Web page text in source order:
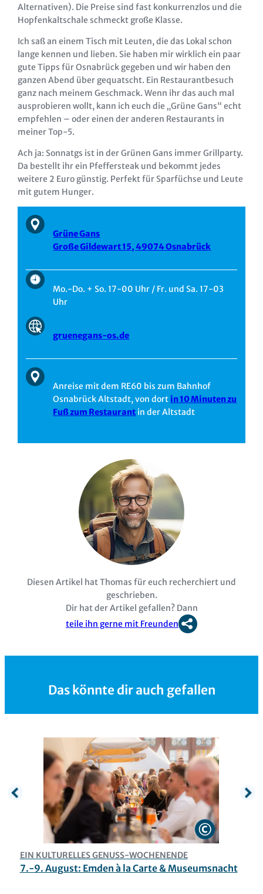
Alternativen). Die Preise sind fast konkurrenzlos und die
Hopfenkaltschale schmeckt große Klasse.
Ich saß an einem Tisch mit Leuten, die das Lokal schon
lange kennen und lieben. Sie haben mir wirklich ein paar
gute Tipps für Osnabrück gegeben und wir haben den
ganzen Abend über gequatscht. Ein Restaurantbesuch
ganz nach meinem Geschmack. Wenn ihr das auch mal
ausprobieren wollt, kann ich euch die „Grüne Gans“ echt
empfehlen – oder einen der anderen Restaurants in
meiner Top-5.
Ach ja: Sonnatgs ist in der Grünen Gans immer Grillparty.
Da bestellt ihr ein Pfeffersteak und bekommt jedes
weitere 2 Euro günstig. Perfekt für Sparfüchse und Leute
mit gutem Hunger.
Grüne Gans
Große Gildewart 15, 49074 Osnabrück
Mo.-Do. + So. 17-00 Uhr / Fr. und Sa. 17-03
Uhr
gruenegans-os.de
Anreise mit dem RE60 bis zum Bahnhof
Osnabrück Altstadt, von dort in 10 Minuten zu
Fuß zum Restaurant in der Altstadt
Diesen Artikel hat Thomas für euch recherchiert und
geschrieben.
Dir hat der Artikel gefallen? Dann
teile ihn gerne mit Freunden
Das könnte dir auch gefallen
EIN KULTURELLES GENUSS-WOCHENENDE
7.-9. August: Emden à la Carte & Museumsnacht